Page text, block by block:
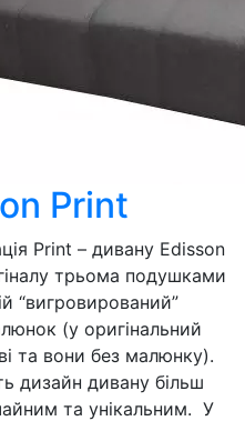
Print
Print – дивану Edisson
трьома подушками
“вигровирований”
(у оригінальний
та вони без малюнку).
дизайн дивану більш
та унікальним. У